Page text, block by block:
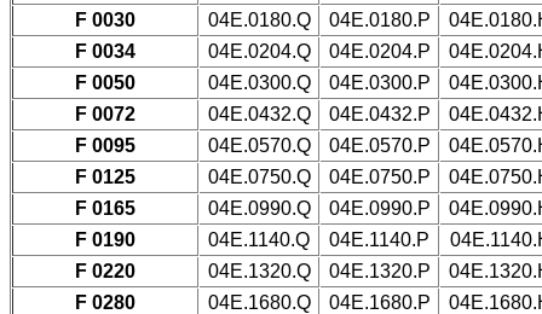
F 0030
04E.0180.Q 04E.0180.P
F 0034
04E.0204.Q 04E.0204.P
F 0050
04E.0300.Q 04E.0300.P
F 0072
04E.0432.Q 04E.0432.P
F 0095
04E.0570.Q 04E.0570.P
F 0125
04E.0750.Q 04E.0750.P
F 0165
04E.0990.Q 04E.0990.P
F 0190
04E.1140.Q 04E.1140.P
F 0220
04E.1320.Q 04E.1320.P
F 0280
04E.1680.Q 04E.1680.P